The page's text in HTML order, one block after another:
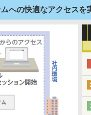
への快適なアクセスを